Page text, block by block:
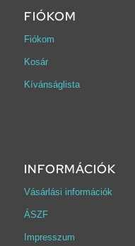
FIÓKOM
Fiókom
Kosár
Kívánságlista
INFORMÁCIÓK
Vásárlási információk
ÁSZF
Impresszum